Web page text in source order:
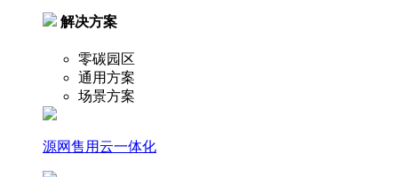
解决方案
零碳园区
通用方案
场景方案
源网售用云一体化